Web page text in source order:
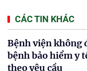
CÁC TIN KHÁC
Bệnh viện không
bệnh bảo hiểm y
theo yêu cầu